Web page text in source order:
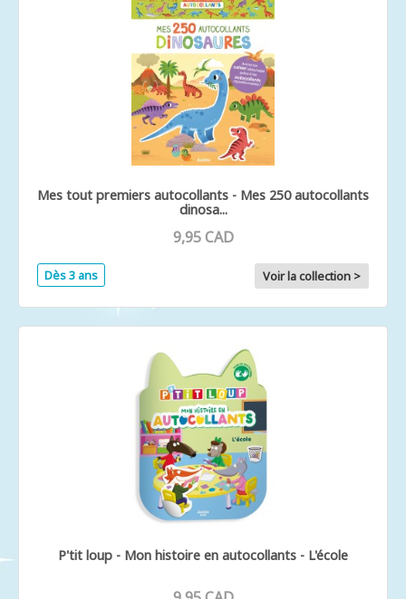
Mes tout premiers autocollants - Mes 250 autocollants
dinosa...
9,95 CAD
Dès 3 ans Voir la collection >
P'tit loup - Mon histoire en autocollants - L'école